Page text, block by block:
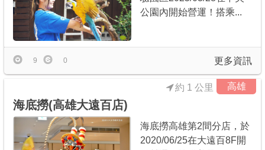
公園內開始營運！搭乘...
更多資訊
9 0
高雄
海底撈(高雄大遠百店)
約 1 公里
海底撈高雄第2間分店，於
2020/06/25在大遠百8F開